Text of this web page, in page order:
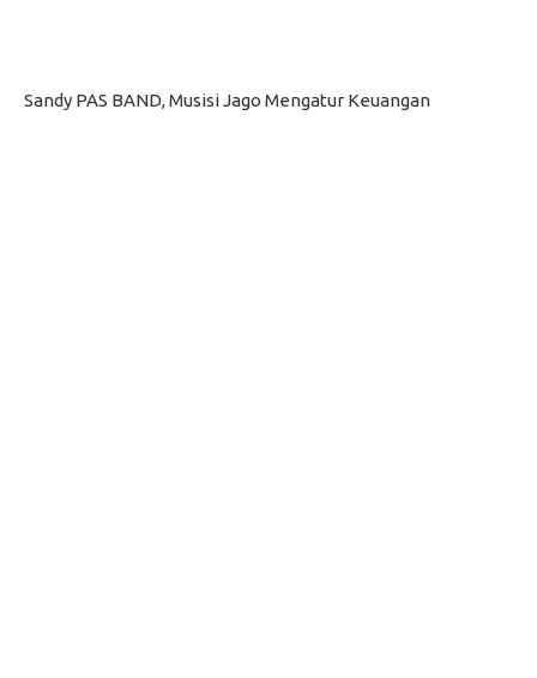
Sandy PAS BAND, Musisi Jago Mengatur Keuangan